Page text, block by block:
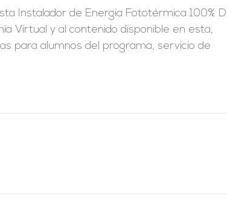
Instalador de Energía Fototérmica 100%
Virtual y al contenido disponible en esta,
para alumnos del programa, servicio de